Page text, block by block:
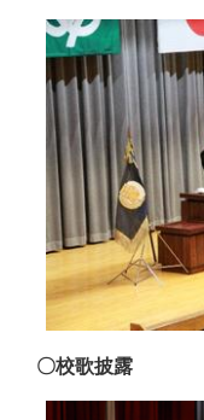
〇校歌披露